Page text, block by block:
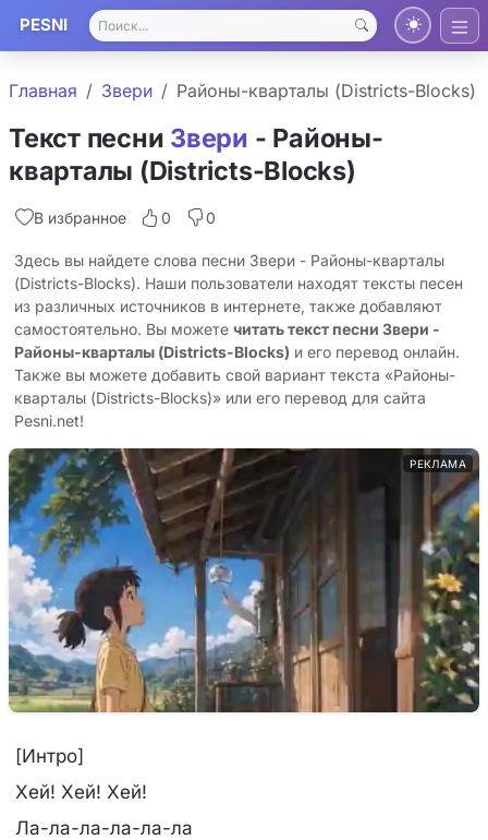
PESNI
Главная Звери Районы-кварталы (Districts-Blocks)
Текст песни Звери - Районы-
кварталы (Districts-Blocks)
В избранное 0 0
Здесь вы найдете слова песни Звери - Районы-кварталы
(Districts-Blocks). Наши пользователи находят тексты песен
из различных источников в интернете, также добавляют
самостоятельно. Вы можете читать текст песни Звери -
Районы-кварталы (Districts-Blocks) и его перевод онлайн.
Также вы можете добавить свой вариант текста «Районы-
кварталы (Districts-Blocks)» или его перевод для сайта
Pesni.net!
РЕКЛАМА
[Интро]
Хей! Хей! Хей!
Ла-ла-ла-ла-ла-ла